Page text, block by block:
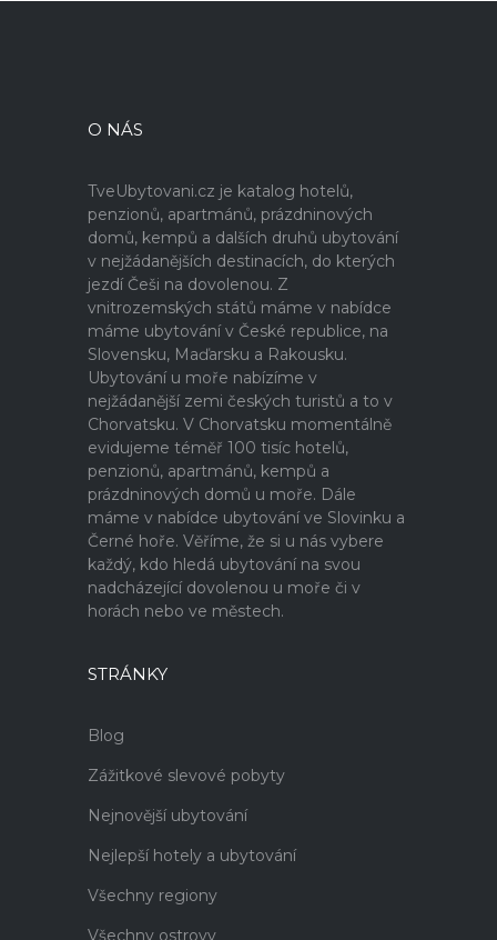
O NÁS
TveUbytovani.cz je katalog hotelů,
penzionů, apartmánů, prázdninových
domů, kempů a dalších druhů ubytování
v nejžádanějších destinacích, do kterých
jezdí Češi na dovolenou. Z
vnitrozemských států máme v nabídce
máme ubytování v České republice, na
Slovensku, Maďarsku a Rakousku.
Ubytování u moře nabízíme v
nejžádanější zemi českých turistů a to v
Chorvatsku. V Chorvatsku momentálně
evidujeme téměř 100 tisíc hotelů,
penzionů, apartmánů, kempů a
prázdninových domů u moře. Dále
máme v nabídce ubytování ve Slovinku a
Černé hoře. Věříme, že si u nás vybere
každý, kdo hledá ubytování na svou
nadcházející dovolenou u moře či v
horách nebo ve městech.
STRÁNKY
Blog
Zážitkové slevové pobyty
Nejnovější ubytování
Nejlepší hotely a ubytování
Všechny regiony
Všechny ostrovy